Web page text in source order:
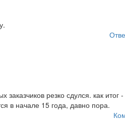
резко сдулся. как итог
в начале 15 года, давно пора.